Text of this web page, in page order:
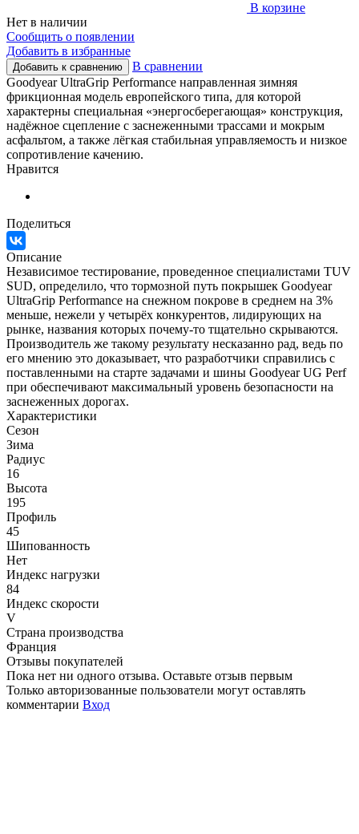
В корзине
Нет в наличии
Сообщить о появлении
Добавить в избранные
Добавить к сравнению
В сравнении
Goodyear UltraGrip Performance направленная зимняя
фрикционная модель европейского типа, для которой
характерны специальная «энергосберегающая» конструкция,
надёжное сцепление с заснеженными трассами и мокрым
асфальтом, а также лёгкая стабильная управляемость и низкое
сопротивление качению.
Нравится
Поделиться
Описание
Независимое тестирование, проведенное специалистами TUV
SUD, определило, что тормозной путь покрышек Goodyear
UltraGrip Performance на снежном покрове в среднем на 3%
меньше, нежели у четырёх конкурентов, лидирующих на
рынке, названия которых почему-то тщательно скрываются.
Производитель же такому результату несказанно рад, ведь по
его мнению это доказывает, что разработчики справились с
поставленными на старте задачами и шины Goodyear UG Perf
при обеспечивают максимальный уровень безопасности на
заснеженных дорогах.
Характеристики
Сезон
Зима
Радиус
16
Высота
195
Профиль
45
Шипованность
Нет
Индекс нагрузки
84
Индекс скорости
V
Страна производства
Франция
Отзывы покупателей
Пока нет ни одного отзыва. Оставьте отзыв первым
Только авторизованные пользователи могут оставлять
комментарии Вход